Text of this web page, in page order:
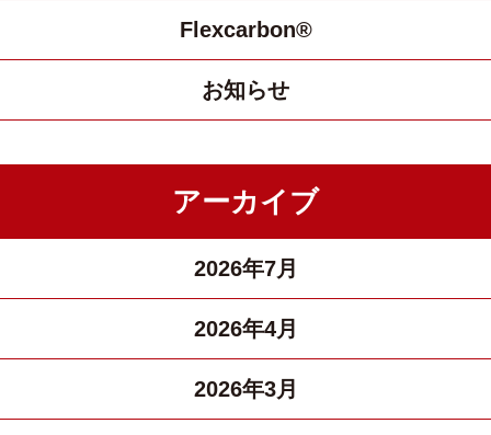
Flexcarbon®
お知らせ
アーカイブ
2026年7月
2026年4月
2026年3月